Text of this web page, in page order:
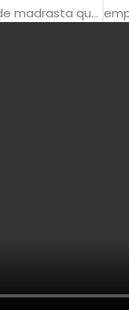
justiça marca julgamento de madrasta que envenenou criança